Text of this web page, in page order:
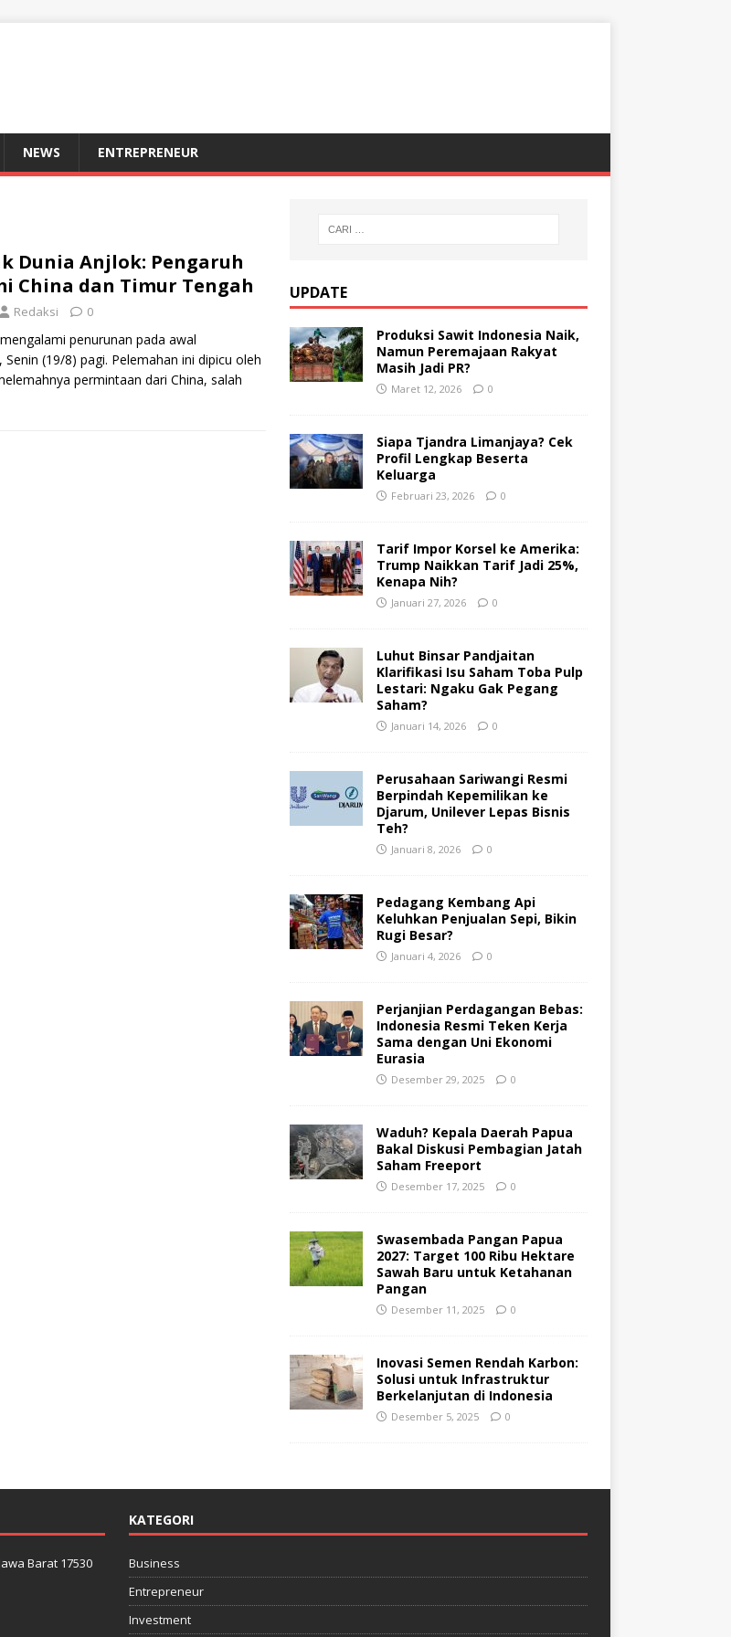
NEWS ENTREPRENEUR
Dunia Anjlok: Pengaruh
China dan Timur Tengah
Redaksi 0
penurunan pada awal
Senin (19/8) pagi. Pelemahan ini dipicu oleh
permintaan dari China, salah
UPDATE
Produksi Sawit Indonesia Naik,
Namun Peremajaan Rakyat
Masih Jadi PR?
Maret 12, 2026 0
Siapa Tjandra Limanjaya? Cek
Profil Lengkap Beserta
Keluarga
Februari 23, 2026 0
Tarif Impor Korsel ke Amerika:
Trump Naikkan Tarif Jadi 25%,
Kenapa Nih?
Januari 27, 2026 0
Luhut Binsar Pandjaitan
Klarifikasi Isu Saham Toba Pulp
Lestari: Ngaku Gak Pegang
Saham?
Januari 14, 2026 0
Perusahaan Sariwangi Resmi
Berpindah Kepemilikan ke
Djarum, Unilever Lepas Bisnis
Teh?
Januari 8, 2026 0
Pedagang Kembang Api
Keluhkan Penjualan Sepi, Bikin
Rugi Besar?
Januari 4, 2026 0
Perjanjian Perdagangan Bebas:
Indonesia Resmi Teken Kerja
Sama dengan Uni Ekonomi
Eurasia
Desember 29, 2025 0
Waduh? Kepala Daerah Papua
Bakal Diskusi Pembagian Jatah
Saham Freeport
Desember 17, 2025 0
Swasembada Pangan Papua
2027: Target 100 Ribu Hektare
Sawah Baru untuk Ketahanan
Pangan
Desember 11, 2025 0
Inovasi Semen Rendah Karbon:
Solusi untuk Infrastruktur
Berkelanjutan di Indonesia
Desember 5, 2025 0
Barat 17530
KATEGORI
Business
Entrepreneur
Investment